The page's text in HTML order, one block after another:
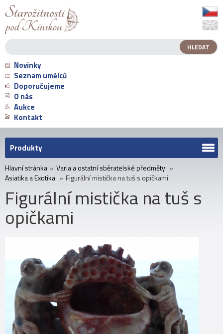
Novinky
Seznam umělců
Doporučujeme
O nás
Aukce
Kontakt
Produkty
Hlavní stránka » Varia a ostatní sběratelské předměty »
Asiatika a Exotika » Figurální mistička na tuš s opičkami
Figurální mistička na tuš s
opičkami